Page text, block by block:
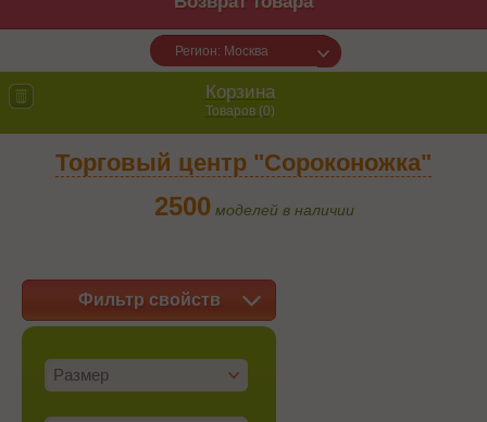
Регион: Москва
Корзина
Товаров (0)
Торговый центр "Сороконожка"
2500 моделей в наличии
Фильтр свойств
Размер